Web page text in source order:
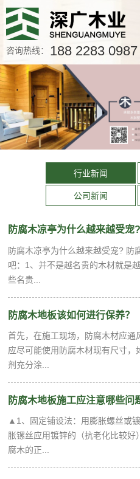
咨询热线： 188 2283 0987
行业新闻
公司新闻
防腐木凉亭为什么越来越受宠?
防腐木凉亭为什么越来越受宠? 防
吧：1、并不是越名贵的木材就是
些名贵...
防腐木地板该如何进行保养？
首先，在施工现场，防腐木材应通
应尽可能使用防腐木材现有尺寸
剂充分涂...
防腐木地板施工应注意哪些问
▲1、固定铺设法：用膨胀螺丝或
胀镙丝应用镀锌的（抗老化比较
腐木的正...